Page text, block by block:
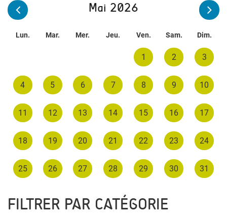
Mai 2026
Lun. Mar. Mer. Jeu. Ven. Sam. Dim.
1 2 3
4 5 6 7 8 9 10
11 12 13 14 15 16 17
18 19 20 21 22 23 24
25 26 27 28 29 30 31
FILTRER PAR CATÉGORIE